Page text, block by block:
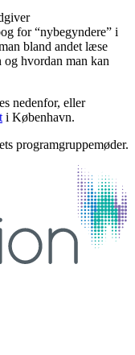
for “nybegyndere” i
bland andet læse
hvordan man kan
nedenfor, eller
i København.
programgruppemøder.